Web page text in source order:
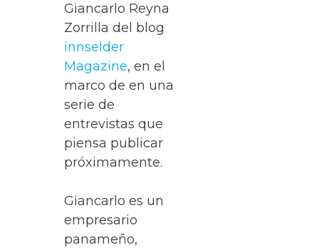
Giancarlo Reyna
Zorrilla del blog
innselder
Magazine, en el
marco de en una
serie de
entrevistas que
piensa publicar
próximamente.
Giancarlo es un
empresario
panameño,